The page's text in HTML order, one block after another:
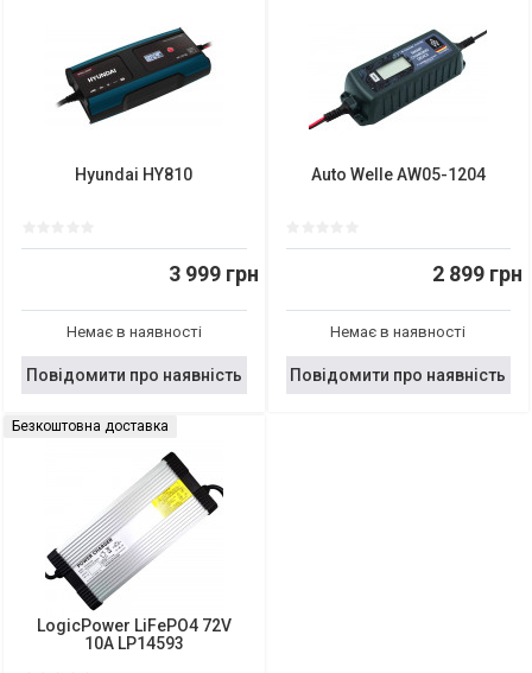
Hyundai HY810
3 999 грн
Немає в наявності
Повідомити про наявність
Auto Welle AW05-1204
2 899 грн
Немає в наявності
Повідомити про наявність
Безкоштовна доставка
LogicPower LiFePO4 72V
10A LP14593